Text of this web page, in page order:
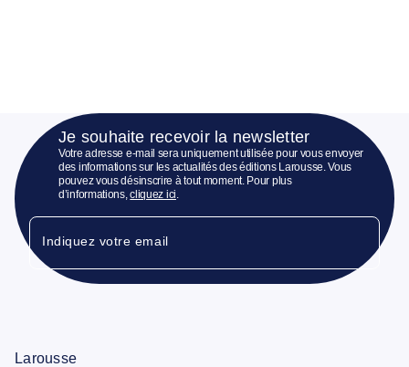
Je souhaite recevoir la newsletter
Votre adresse e-mail sera uniquement utilisée pour vous envoyer
des informations sur les actualités des éditions Larousse. Vous
pouvez vous désinscrire à tout moment. Pour plus
d’informations,cliquez ici.
Indiquez votre email
Larousse